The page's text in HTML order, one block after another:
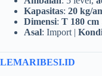
Kapasitas: 20 kg/
Dimensi: T 180 cm
Asal: Import |
LEMARIBESI.ID